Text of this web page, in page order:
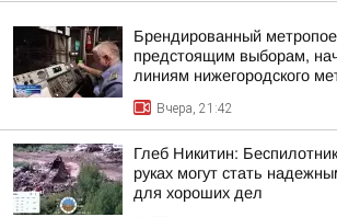
Брендированный
предстоящим выборам,
линиям нижегородского
Вчера, 21:42
Глеб Никитин:
руках могут стать
для хороших дел